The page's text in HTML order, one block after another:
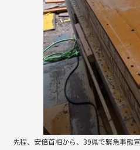
先程、安倍首相から、39県で緊急事態